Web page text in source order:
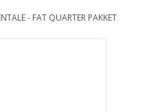
- FAT QUARTER PAKKET